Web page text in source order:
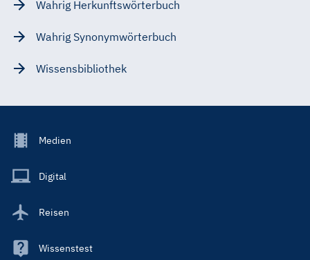
Wahrig Herkunftswörterbuch
Wahrig Synonymwörterbuch
Wissensbibliothek
Footer
Main
Medien
Digital
Reisen
Wissenstest